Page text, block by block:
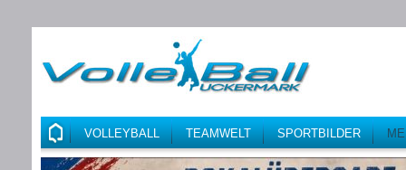
VOLLEYBALL TEAMWELT SPORTBILDER